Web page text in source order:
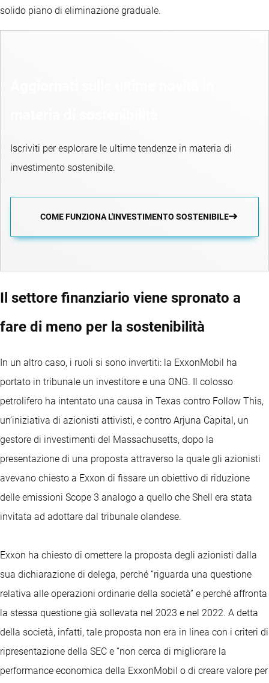
solido piano di eliminazione graduale.
Iscriviti per esplorare le ultime tendenze in materia di
investimento sostenibile.
COME FUNZIONA L'INVESTIMENTO SOSTENIBILE
Il settore finanziario viene spronato a
fare di meno per la sostenibilità
In un altro caso, i ruoli si sono invertiti: la ExxonMobil ha
portato in tribunale un investitore e una ONG. Il colosso
petrolifero ha intentato una causa in Texas contro Follow This,
un’iniziativa di azionisti attivisti, e contro Arjuna Capital, un
gestore di investimenti del Massachusetts, dopo la
presentazione di una proposta attraverso la quale gli azionisti
avevano chiesto a Exxon di fissare un obiettivo di riduzione
delle emissioni Scope 3 analogo a quello che Shell era stata
invitata ad adottare dal tribunale olandese.
Exxon ha chiesto di omettere la proposta degli azionisti dalla
sua dichiarazione di delega, perché “riguarda una questione
relativa alle operazioni ordinarie della società” e perché affronta
la stessa questione già sollevata nel 2023 e nel 2022. A detta
della società, infatti, tale proposta non era in linea con i criteri di
ripresentazione della SEC e “non cerca di migliorare la
performance economica della ExxonMobil o di creare valore per